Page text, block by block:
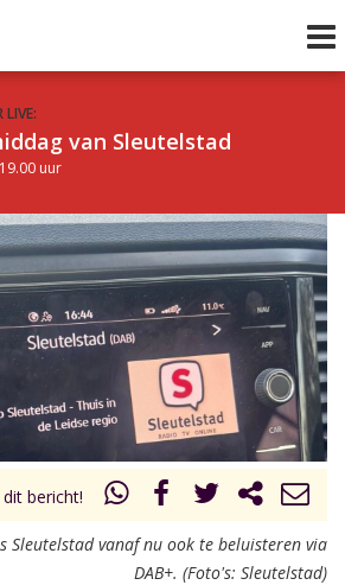
LIVE:
van Sleutelstad
uur
uur 1 van 0 Volgend uur
dit bericht!
Sleutelstad vanaf nu ook te beluisteren via
DAB+. (Foto's: Sleutelstad)